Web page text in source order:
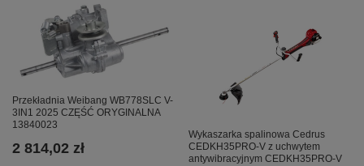
Przekładnia Weibang WB778SLC V-
3IN1 2025 CZĘŚĆ ORYGINALNA
13840023
2 814,02 zł
Wykaszarka spalinowa Cedrus
CEDKH35PRO-V z uchwytem
antywibracyjnym CEDKH35PRO-V